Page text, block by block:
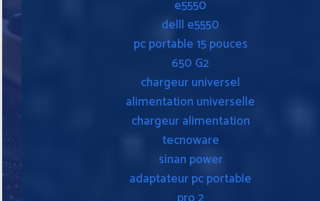
e5550
delll e5550
pc portable 15 pouces
650 G2
chargeur universel
alimentation universelle
chargeur alimentation
tecnoware
sinan power
adaptateur pc portable